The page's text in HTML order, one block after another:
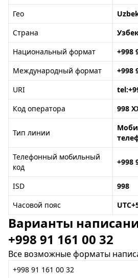
Гео
Страна
Национальный формат
+998
Международный формат
+998
URI
Код оператора
998
Тип линии
Телефонный мобильный
код
+998
ISD
998
Часовой пояс
Варианты
+998 91 161 00 32
Все возможные форматы
+998 91 161 00 32